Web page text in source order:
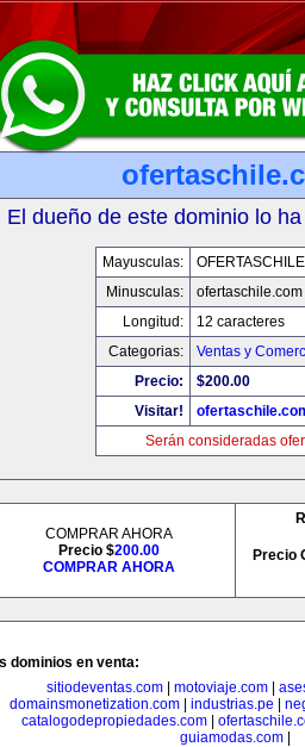
El dueño de este dominio lo
Mayusculas:
Minusculas:
ofertaschile.com
Longitud:
12 caracteres
Categorias:
Ventas y
Precio:
$200.00
Visitar!
Serán consideradas
COMPRAR AHORA
Precio $200.00
COMPRAR AHORA
Precio
dominios en venta:
sitiodeventas.com
motoviaje.com
domainsmonetization.com| industrias.pe
catalogodepropiedades.com|
guiamodas.com|